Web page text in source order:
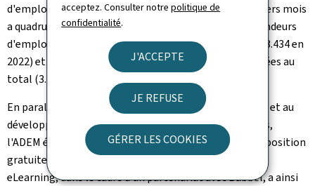
acceptez. Consulter notrepolitique de
confidentialité.
J'ACCEPTE
JE REFUSE
GÉRER LES COOKIES
d'emploi ayant suivi une formation sur les douze derniers mois
a quadruplé. En 2023, ce sont ainsi presque 5.200 demandeurs
d'emploi qui ont bénéficié d'au moins une formation (3.434 en
2022) et près de 6.600 participations ont été enregistrées au
total (3.943 en 2022).
En parallèle aux programmes en centres de formation et au
développement de collaborations avec ses partenaires,
l'ADEM étoffe son offre de cours en ligne. La mise à disposition
gratuite de licences pour l'apprentissage des langues
eLearning, dans le cadre d'un partenariat avec Babbel, a ainsi